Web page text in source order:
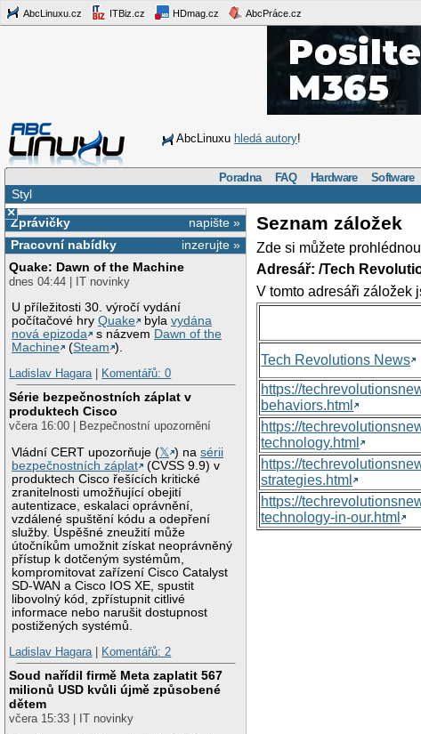
AbcLinuxu.cz ITBiz.cz HDmag.cz AbcPráce.cz
AbcLinuxu hledá autory!
Poradna FAQ Hardware Software
Styl
×
napište »
Zprávičky
inzerujte »
Pracovní nabídky
Quake: Dawn of the Machine
dnes 04:44 | IT novinky
U příležitosti 30. výročí vydání
počítačové hryQuake bylavydána
nová epizoda
s názvem Dawn of the
Machine
(Steam ).
Ladislav Hagara| Komentářů: 0
Série bezpečnostních záplat v
produktech Cisco
včera 16:00 | Bezpečnostní upozornění
Vládní CERT upozorňuje (𝕏 ) nasérii
bezpečnostních záplat
(CVSS 9.9) v
produktech Cisco řešících kritické
zranitelnosti umožňující obejití
autentizace, eskalaci oprávnění,
vzdálené spuštění kódu a odepření
služby. Úspěšné zneužití může
útočníkům umožnit získat neoprávněný
přístup k dotčeným systémům,
kompromitovat zařízení Cisco Catalyst
SD-WAN a Cisco IOS XE, spustit
libovolný kód, zpřístupnit citlivé
informace nebo narušit dostupnost
postižených systémů.
Ladislav Hagara| Komentářů: 2
Soud nařídil firmě Meta zaplatit 567
milionů USD kvůli újmě způsobené
dětem
včera 15:33 | IT novinky
Seznam záložek
Zde si můžete
Adresář: /Tech
V tomto adresáři záložek
Tech Revolutions News
https://
behaviors.html
https://
technology.html
https://
strategies.html
https://
technology-in-our.html